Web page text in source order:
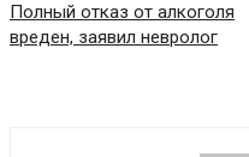
Полный отказ от алкоголя
вреден, заявил невролог